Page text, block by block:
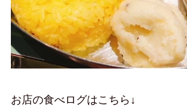
お店の食べログはこちら↓